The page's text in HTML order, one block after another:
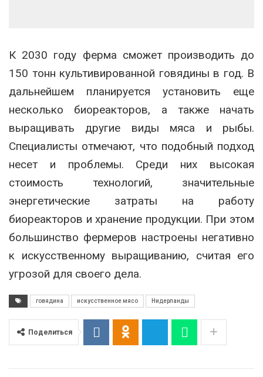
К 2030 году ферма сможет производить до
150 тонн культивированной говядины в год. В
дальнейшем планируется установить еще
несколько биореакторов, а также начать
выращивать другие виды мяса и рыбы.
Специалисты отмечают, что подобный подход
несет и проблемы. Среди них высокая
стоимость технологий, значительные
энергетические затраты на работу
биореакторов и хранение продукции. При этом
большинство фермеров настроены негативно
к искусственному выращиванию, считая его
угрозой для своего дела.
говядина искусственное мясо Нидерланды
Поделиться